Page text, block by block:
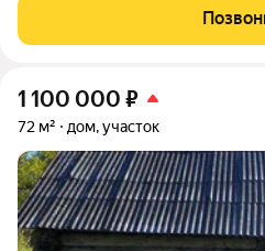
смородина, крыжовник. На
домик для сезонного проживания,
1 100 000 ₽
72 м² дом, участок